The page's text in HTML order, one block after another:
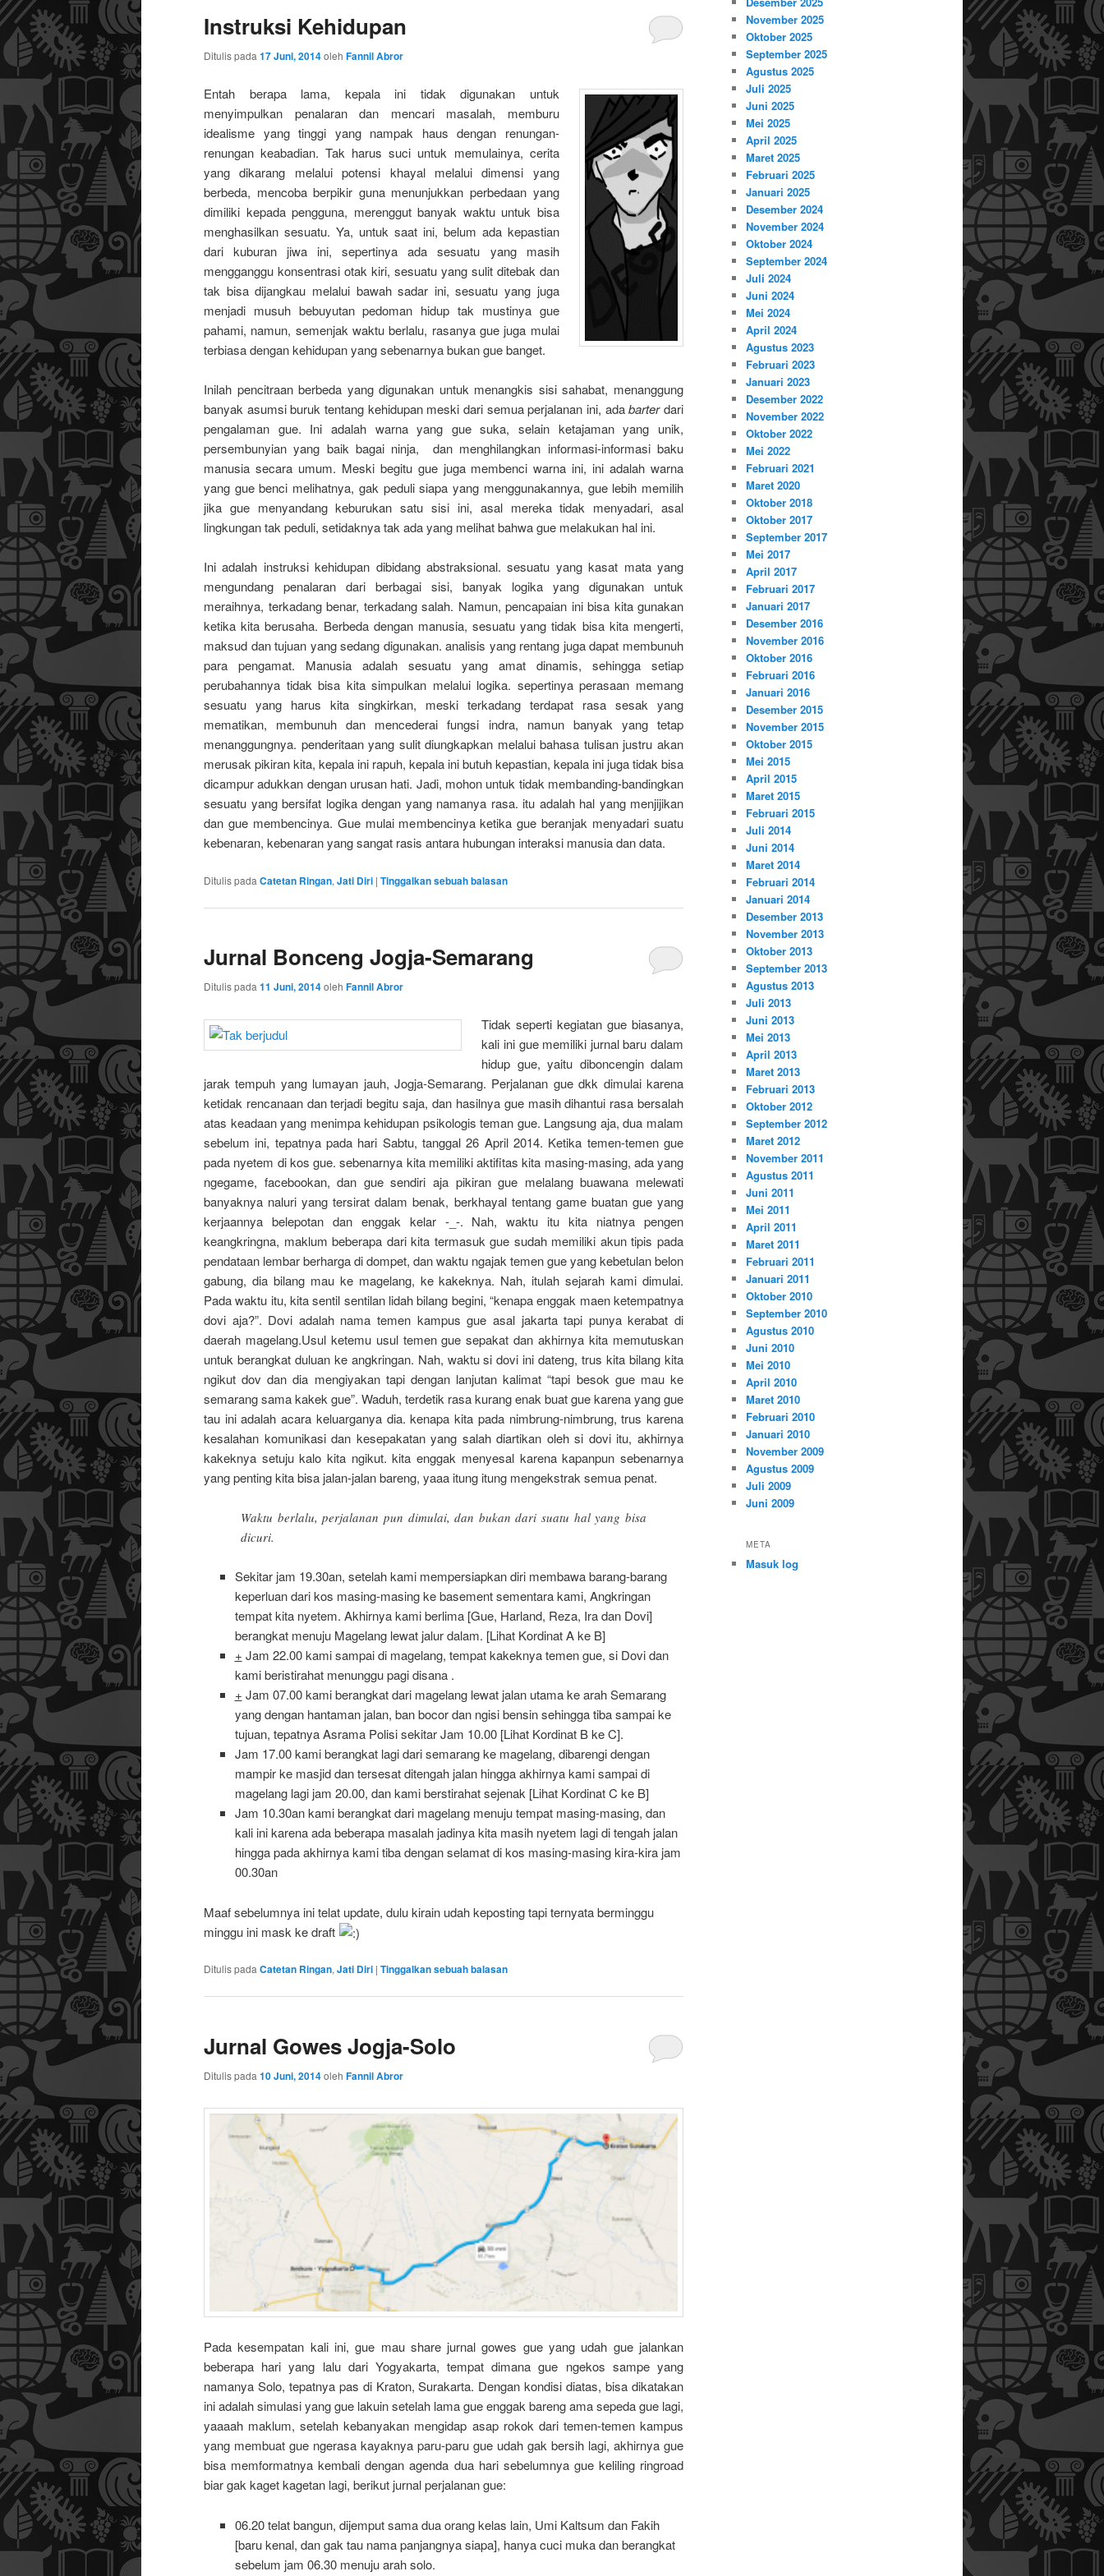
utama
sekunder
Instruksi Kehidupan
Ditulis pada 17 Juni, 2014oleh Fannil Abror
Entah berapa lama, kepala ini tidak digunakan untuk
menyimpulkan penalaran dan mencari masalah, memburu
idealisme yang tinggi yang nampak haus dengan renungan-
renungan keabadian. Tak harus suci untuk memulainya, cerita
yang dikarang melalui potensi khayal melalui dimensi yang
berbeda, mencoba berpikir guna menunjukkan perbedaan yang
dimiliki kepada pengguna, merenggut banyak waktu untuk bisa
menghasilkan sesuatu. Ya, untuk saat ini, belum ada kepastian
dari kuburan jiwa ini, sepertinya ada sesuatu yang masih
mengganggu konsentrasi otak kiri, sesuatu yang sulit ditebak dan
tak bisa dijangkau melalui bawah sadar ini, sesuatu yang juga
menjadi musuh bebuyutan pedoman hidup tak mustinya gue
pahami, namun, semenjak waktu berlalu, rasanya gue juga mulai
terbiasa dengan kehidupan yang sebenarnya bukan gue banget.
Inilah pencitraan berbeda yang digunakan untuk menangkis sisi sahabat, menanggung
banyak asumsi buruk tentang kehidupan meski dari semua perjalanan ini, adabarterdari
pengalaman gue. Ini adalah warna yang gue suka, selain ketajaman yang unik,
persembunyian yang baik bagai ninja, dan menghilangkan informasi-informasi baku
manusia secara umum. Meski begitu gue juga membenci warna ini, ini adalah warna
yang gue benci melihatnya, gak peduli siapa yang menggunakannya, gue lebih memilih
jika gue menyandang keburukan satu sisi ini, asal mereka tidak menyadari, asal
lingkungan tak peduli, setidaknya tak ada yang melihat bahwa gue melakukan hal ini.
Ini adalah instruksi kehidupan dibidang abstraksional. sesuatu yang kasat mata yang
mengundang penalaran dari berbagai sisi, banyak logika yang digunakan untuk
meraihnya, terkadang benar, terkadang salah. Namun, pencapaian ini bisa kita gunakan
ketika kita berusaha. Berbeda dengan manusia, sesuatu yang tidak bisa kita mengerti,
maksud dan tujuan yang sedang digunakan. analisis yang rentang juga dapat membunuh
para pengamat. Manusia adalah sesuatu yang amat dinamis, sehingga setiap
perubahannya tidak bisa kita simpulkan melalui logika. sepertinya perasaan memang
sesuatu yang harus kita singkirkan, meski terkadang terdapat rasa sesak yang
mematikan, membunuh dan mencederai fungsi indra, namun banyak yang tetap
menanggungnya. penderitaan yang sulit diungkapkan melalui bahasa tulisan justru akan
merusak pikiran kita, kepala ini rapuh, kepala ini butuh kepastian, kepala ini juga tidak bisa
dicampur adukkan dengan urusan hati. Jadi, mohon untuk tidak membanding-bandingkan
sesuatu yang bersifat logika dengan yang namanya rasa. itu adalah hal yang menjijikan
dan gue membencinya. Gue mulai membencinya ketika gue beranjak menyadari suatu
kebenaran, kebenaran yang sangat rasis antara hubungan interaksi manusia dan data.
Ditulis pada Catetan Ringan, Jati Diri | Tinggalkan sebuah balasan
Jurnal Bonceng Jogja-Semarang
Ditulis pada 11 Juni, 2014oleh Fannil Abror
Tidak seperti kegiatan gue biasanya,
kali ini gue memiliki jurnal baru dalam
hidup gue, yaitu diboncengin dalam
jarak tempuh yang lumayan jauh, Jogja-Semarang. Perjalanan gue dkk dimulai karena
ketidak rencanaan dan terjadi begitu saja, dan hasilnya gue masih dihantui rasa bersalah
atas keadaan yang menimpa kehidupan psikologis teman gue. Langsung aja, dua malam
sebelum ini, tepatnya pada hari Sabtu, tanggal 26 April 2014. Ketika temen-temen gue
pada nyetem di kos gue. sebenarnya kita memiliki aktifitas kita masing-masing, ada yang
ngegame, facebookan, dan gue sendiri aja pikiran gue melalang buawana melewati
banyaknya naluri yang tersirat dalam benak, berkhayal tentang game buatan gue yang
kerjaannya belepotan dan enggak kelar -_-. Nah, waktu itu kita niatnya pengen
keangkringna, maklum beberapa dari kita termasuk gue sudah memiliki akun tipis pada
pendataan lembar berharga di dompet, dan waktu ngajak temen gue yang kebetulan belon
gabung, dia bilang mau ke magelang, ke kakeknya. Nah, itulah sejarah kami dimulai.
Pada waktu itu, kita sentil sentilan lidah bilang begini, “kenapa enggak maen ketempatnya
dovi aja?”. Dovi adalah nama temen kampus gue asal jakarta tapi punya kerabat di
daerah magelang.Usul ketemu usul temen gue sepakat dan akhirnya kita memutuskan
untuk berangkat duluan ke angkringan. Nah, waktu si dovi ini dateng, trus kita bilang kita
ngikut dov dan dia mengiyakan tapi dengan lanjutan kalimat “tapi besok gue mau ke
semarang sama kakek gue”. Waduh, terdetik rasa kurang enak buat gue karena yang gue
tau ini adalah acara keluarganya dia. kenapa kita pada nimbrung-nimbrung, trus karena
kesalahan komunikasi dan kesepakatan yang salah diartikan oleh si dovi itu, akhirnya
kakeknya setuju kalo kita ngikut. kita enggak menyesal karena kapanpun sebenarnya
yang penting kita bisa jalan-jalan bareng, yaaa itung itung mengekstrak semua penat.
Waktu berlalu, perjalanan pun dimulai, dan bukan dari suatu hal yang bisa
dicuri.
Sekitar jam 19.30an, setelah kami mempersiapkan diri membawa barang-barang
keperluan dari kos masing-masing ke basement sementara kami, Angkringan
tempat kita nyetem. Akhirnya kami berlima [Gue, Harland, Reza, Ira dan Dovi]
berangkat menuju Magelang lewat jalur dalam. [Lihat Kordinat A ke B]
+ Jam 22.00 kami sampai di magelang, tempat kakeknya temen gue, si Dovi dan
kami beristirahat menunggu pagi disana .
+ Jam 07.00 kami berangkat dari magelang lewat jalan utama ke arah Semarang
yang dengan hantaman jalan, ban bocor dan ngisi bensin sehingga tiba sampai ke
tujuan, tepatnya Asrama Polisi sekitar Jam 10.00 [Lihat Kordinat B ke C].
Jam 17.00 kami berangkat lagi dari semarang ke magelang, dibarengi dengan
mampir ke masjid dan tersesat ditengah jalan hingga akhirnya kami sampai di
magelang lagi jam 20.00, dan kami berstirahat sejenak [Lihat Kordinat C ke B]
Jam 10.30an kami berangkat dari magelang menuju tempat masing-masing, dan
kali ini karena ada beberapa masalah jadinya kita masih nyetem lagi di tengah jalan
hingga pada akhirnya kami tiba dengan selamat di kos masing-masing kira-kira jam
00.30an
Maaf sebelumnya ini telat update, dulu kirain udah keposting tapi ternyata berminggu
minggu ini mask ke draft
Ditulis pada Catetan Ringan, Jati Diri | Tinggalkan sebuah balasan
Jurnal Gowes Jogja-Solo
Ditulis pada 10 Juni, 2014oleh Fannil Abror
Pada kesempatan kali ini, gue mau share jurnal gowes gue yang udah gue jalankan
beberapa hari yang lalu dari Yogyakarta, tempat dimana gue ngekos sampe yang
namanya Solo, tepatnya pas di Kraton, Surakarta. Dengan kondisi diatas, bisa dikatakan
ini adalah simulasi yang gue lakuin setelah lama gue enggak bareng ama sepeda gue lagi,
yaaaah maklum, setelah kebanyakan mengidap asap rokok dari temen-temen kampus
yang membuat gue ngerasa kayaknya paru-paru gue udah gak bersih lagi, akhirnya gue
bisa memformatnya kembali dengan agenda dua hari sebelumnya gue keliling ringroad
biar gak kaget kagetan lagi, berikut jurnal perjalanan gue:
06.20 telat bangun, dijemput sama dua orang kelas lain, Umi Kaltsum dan Fakih
[baru kenal, dan gak tau nama panjangnya siapa], hanya cuci muka dan berangkat
sebelum jam 06.30 menuju arah solo.
November 2025
Oktober 2025
September 2025
Agustus 2025
Juli 2025
Juni 2025
Mei 2025
April 2025
Maret 2025
Februari 2025
Januari 2025
Desember 2024
November 2024
Oktober 2024
September 2024
Juli 2024
Juni 2024
Mei 2024
April 2024
Agustus 2023
Februari 2023
Januari 2023
Desember 2022
November 2022
Oktober 2022
Mei 2022
Februari 2021
Maret 2020
Oktober 2018
Oktober 2017
September 2017
Mei 2017
April 2017
Februari 2017
Januari 2017
Desember 2016
November 2016
Oktober 2016
Februari 2016
Januari 2016
Desember 2015
November 2015
Oktober 2015
Mei 2015
April 2015
Maret 2015
Februari 2015
Juli 2014
Juni 2014
Maret 2014
Februari 2014
Januari 2014
Desember 2013
November 2013
Oktober 2013
September 2013
Agustus 2013
Juli 2013
Juni 2013
Mei 2013
April 2013
Maret 2013
Februari 2013
Oktober 2012
September 2012
Maret 2012
November 2011
Agustus 2011
Juni 2011
Mei 2011
April 2011
Maret 2011
Februari 2011
Januari 2011
Oktober 2010
September 2010
Agustus 2010
Juni 2010
Mei 2010
April 2010
Maret 2010
Februari 2010
Januari 2010
November 2009
Agustus 2009
Juli 2009
Juni 2009
META
Masuk log